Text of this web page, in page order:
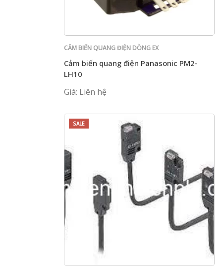
CẢM BIẾN QUANG ĐIỆN DÒNG EX
Cảm biến quang điện Panasonic PM2-
LH10
Giá: Liên hệ
SALE